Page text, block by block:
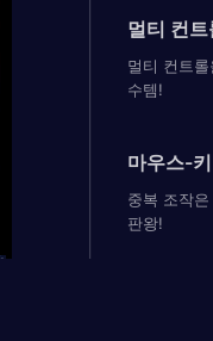
멀티 컨트
멀티 컨트
수템!
마우스-
중복 조작
판왕!